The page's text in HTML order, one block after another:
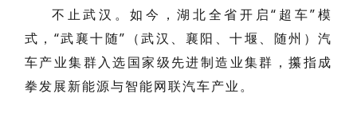
不止武汉。如今，湖北全省开启“超车”模
式，“武襄十随”（武汉、襄阳、十堰、随州）汽
车产业集群入选国家级先进制造业集群，攥指成
拳发展新能源与智能网联汽车产业。